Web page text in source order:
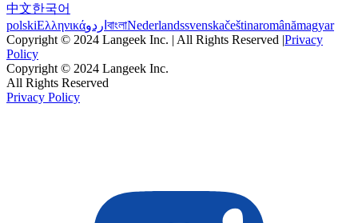
中文한국어
polskiΕλληνικάاردو বাংলাNederlandssvenskačeštinaromânămagyar
Copyright © 2024 Langeek Inc. | All Rights Reserved |Privacy
Policy
Copyright © 2024 Langeek Inc.
All Rights Reserved
Privacy Policy